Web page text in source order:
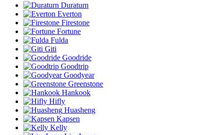
Duraturn
Everton
Firestone
Fortune
Fulda
Giti
Goodride
Goodtrip
Goodyear
Greenstone
Hankook
Hifly
Huasheng
Kapsen
Kelly